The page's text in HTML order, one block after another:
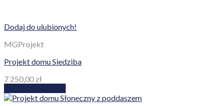
Dodaj do ulubionych!
MGProjekt
Projekt domu Siedziba
7 250,00 zł